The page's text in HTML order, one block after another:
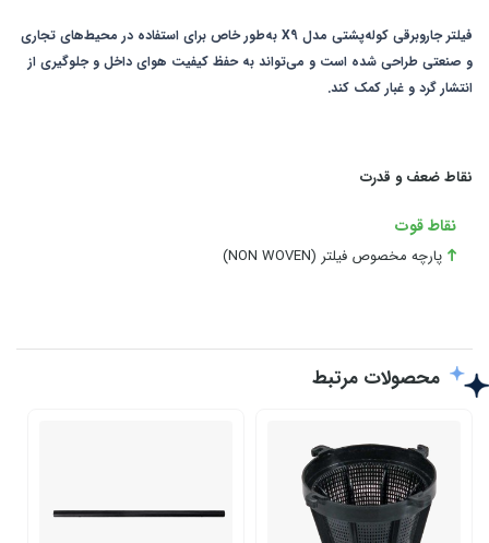
فیلتر جاروبرقی کوله‌پشتی مدل X9 به‌طور خاص برای استفاده در محیط‌های تجاری
و صنعتی طراحی شده است و می‌تواند به حفظ کیفیت هوای داخل و جلوگیری از
انتشار گرد و غبار کمک کند.
نقاط ضعف و قدرت
نقاط قوت
پارچه مخصوص فیلتر (NON WOVEN)
محصولات مرتبط